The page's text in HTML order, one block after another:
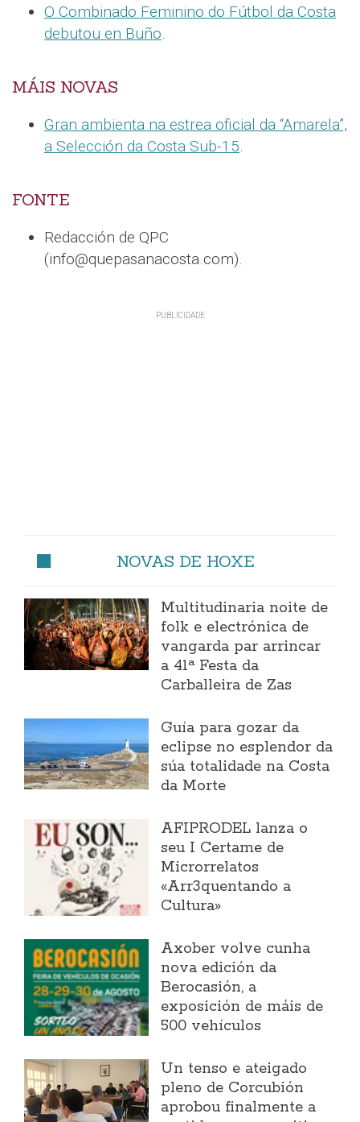
O Combinado Feminino do Fútbol da Costa
debutou en Buño.
MÁIS NOVAS
Gran ambienta na estrea oficial da “Amarela”,
a Selección da Costa Sub-15.
FONTE
Redacción de QPC
(info@quepasanacosta.com).
NOVAS DE HOXE
Multitudinaria noite de
folk e electrónica de
vangarda par arrincar
a 41ª Festa da
Carballeira de Zas
Guía para gozar da
eclipse no esplendor da
súa totalidade na Costa
da Morte
AFIPRODEL lanza o
seu I Certame de
Microrrelatos
«Arr3quentando a
Cultura»
Axober volve cunha
nova edición da
Berocasión, a
exposición de máis de
500 vehículos
Un tenso e ateigado
pleno de Corcubión
aprobou finalmente a